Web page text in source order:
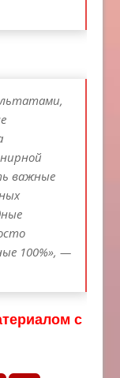
важные
100%», —
с